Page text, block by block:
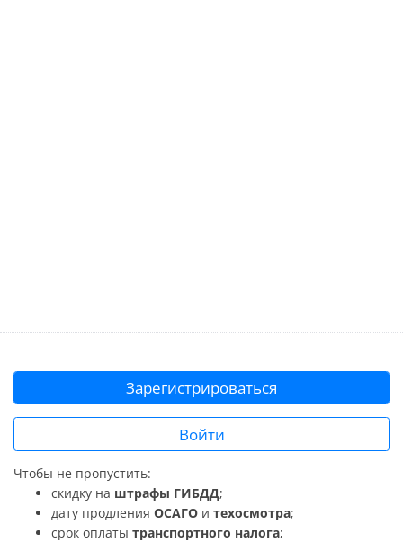
Зарегистрироваться
Войти
Чтобы не пропустить:
скидку на штрафы ГИБДД;
дату продления ОСАГО и техосмотра;
срок оплаты транспортного налога;